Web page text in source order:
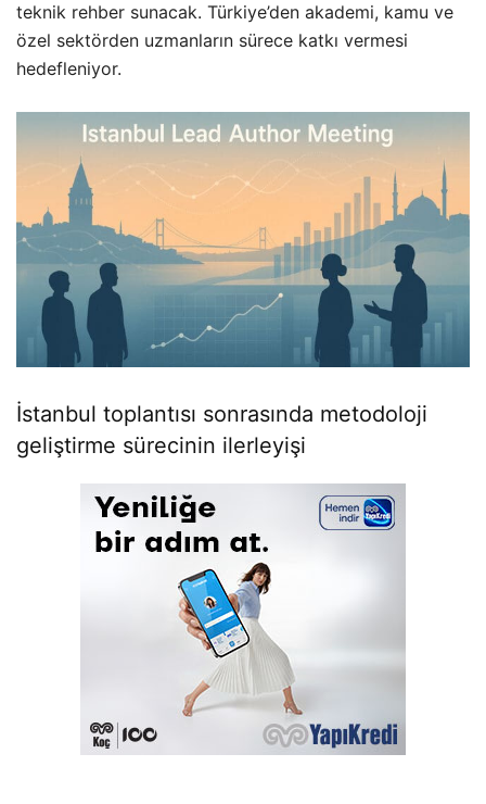
teknik rehber sunacak. Türkiye’den akademi, kamu ve
özel sektörden uzmanların sürece katkı vermesi
hedefleniyor.
İstanbul toplantısı sonrasında metodoloji
geliştirme sürecinin ilerleyişi